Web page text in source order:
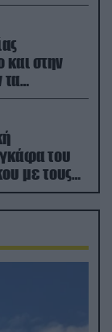
και στην
τα
του
με τους